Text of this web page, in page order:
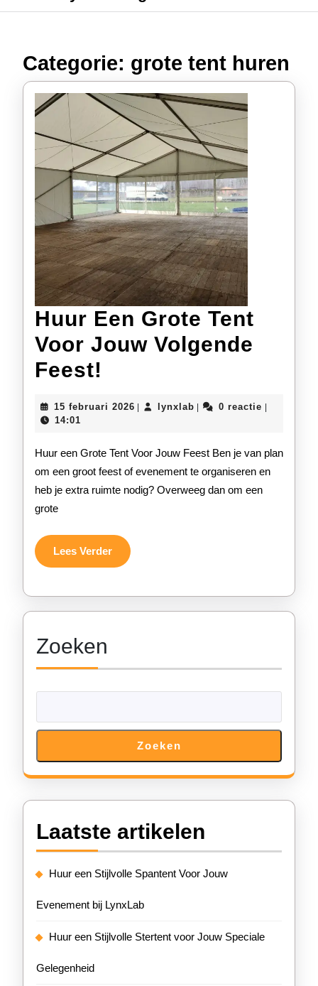
Categorie: grote tent huren
Huur Een Grote Tent
Voor Jouw Volgende
Feest!
Grote
Tent
Voor
Jouw
Feest!
15 februari 2026 15
lynxlablynxlab0 reactie
14:01
Huur een Grote Tent Voor Jouw Feest Ben je van plan
om een groot feest of evenement te organiseren en
heb je extra ruimte nodig? Overweeg dan om een
grote
Lees VerderLees
Verder
Zoeken
Zoeken
Laatste artikelen
Huur een Stijlvolle Spantent Voor Jouw
Evenement bij LynxLab
Huur een Stijlvolle Stertent voor Jouw Speciale
Gelegenheid